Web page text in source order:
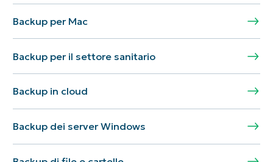
Backup per Mac
Backup per il settore sanitario
Backup in cloud
Backup dei server Windows